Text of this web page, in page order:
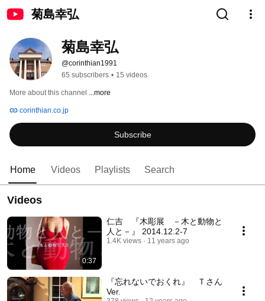
菊島幸弘
菊島幸弘
@corinthian1991
65 subscribers • 15 videos
More about this channel ...more
corinthian.co.jp
Subscribe
Home Videos Playlists Search
Videos
0:37
仁吉 『木彫展 －木と動物と
人と－』 2014.12.2-7
1.4K views 11 years ago
『忘れないでおくれ』 Ｔさん
Ver.